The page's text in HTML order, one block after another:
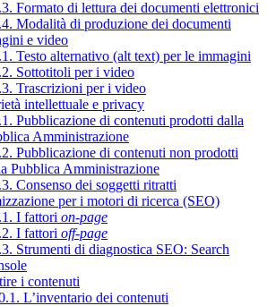
Formato di lettura dei documenti elettronici
Modalità di produzione dei documenti
e video
Testo alternativo (alt text) per le immagini
Sottotitoli per i video
Trascrizioni per i video
intellettuale e privacy
Pubblicazione di contenuti prodotti dalla
Amministrazione
Pubblicazione di contenuti non prodotti
Pubblica Amministrazione
Consenso dei soggetti ritratti
per i motori di ricerca (SEO)
I fattori on-page
I fattori off-page
Strumenti di diagnostica SEO: Search
i contenuti
L’inventario dei contenuti